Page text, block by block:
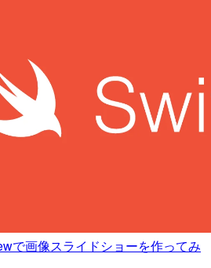
で画像スライドショーを作ってみ